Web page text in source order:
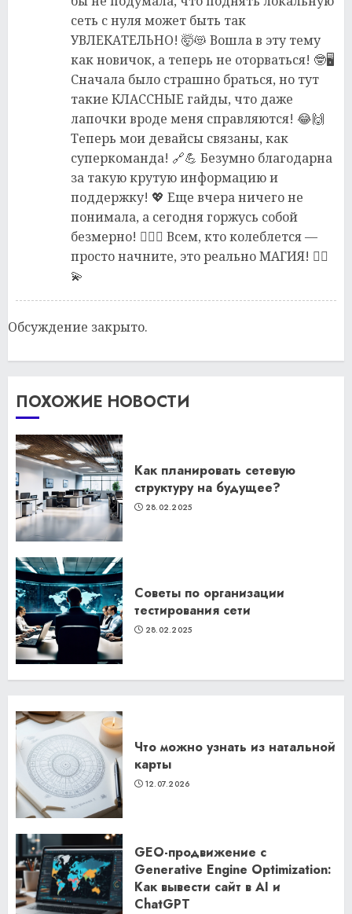
сеть с нуля может быть так
УВЛЕКАТЕЛЬНО! 🤯😻 Вошла в эту тему
как новичок, а теперь не оторваться! 🤓🖥️
Сначала было страшно браться, но тут
такие КЛАССНЫЕ гайды, что даже
лапочки вроде меня справляются! 😂🙌
Теперь мои девайсы связаны, как
суперкоманда! 🔗💪 Безумно благодарна
за такую крутую информацию и
поддержку! 💖 Еще вчера ничего не
понимала, а сегодня горжусь собой
безмерно! 💁‍♀️✨ Всем, кто колеблется —
просто начните, это реально МАГИЯ! 🧙‍♀️
💫
Обсуждение закрыто.
ПОХОЖИЕ НОВОСТИ
Как планировать сетевую
структуру на будущее?
28.02.2025
Советы по организации
тестирования сети
28.02.2025
Что можно узнать из натальной
карты
12.07.2026
GEO-продвижение с
Generative Engine Optimization:
Как вывести сайт в AI и
ChatGPT